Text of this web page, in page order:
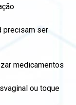
precisam ser
medicamentos
ou toque